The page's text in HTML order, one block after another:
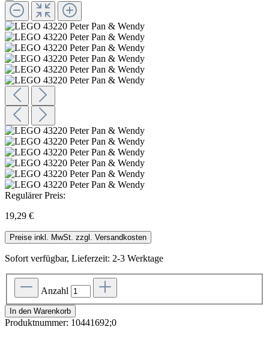
Regulärer Preis:
19,29 €
Preise inkl. MwSt. zzgl. Versandkosten
Sofort verfügbar, Lieferzeit: 2-3 Werktage
Anzahl
In den Warenkorb
Produktnummer: 10441692;0